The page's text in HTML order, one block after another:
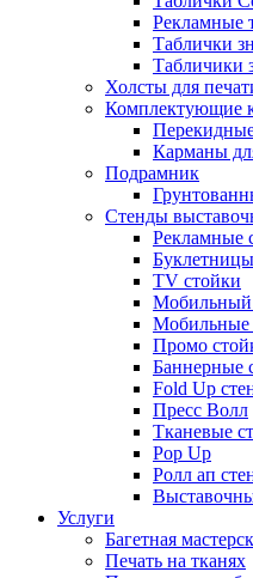
Рекламные
Таблички
Табличики
Холсты для
Комплектующие
Карманы
Подрамник
Стенды
Рекламные
Буклетницы
TV стойки
Мобильный
Мобильные
Промо
Баннерные
Fold Up
Пресс Волл
Тканевые
Pop Up
Ролл ап
Услуги
Багетная
Печать на тканях